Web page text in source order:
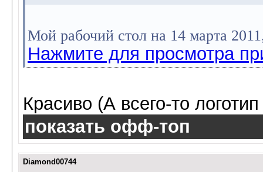
Мой рабочий стол на 14 марта
Нажмите для просмотра
Красиво (А всего-то
показать офф-топ
Diamond00744